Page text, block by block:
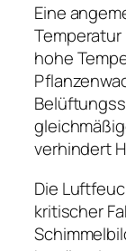
Eine
hohe
verhindert
Die
kritischer